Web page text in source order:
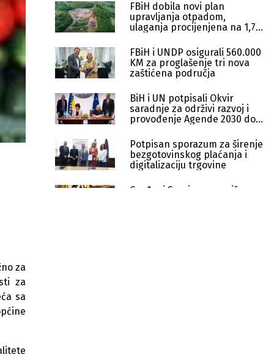
za
za
sa
FBiH dobila novi plan
upravljanja otpadom,
ulaganja procijenjena na 1,7
FBiH i UNDP osigurali 560.000
KM za proglašenje tri nova
zaštićena područja
BiH i UN potpisali Okvir
saradnje za održivi razvoj i
provođenje Agende 2030 do
Potpisan sporazum za širenje
bezgotovinskog plaćanja i
digitalizaciju trgovine
Građani Sarajeva sve više